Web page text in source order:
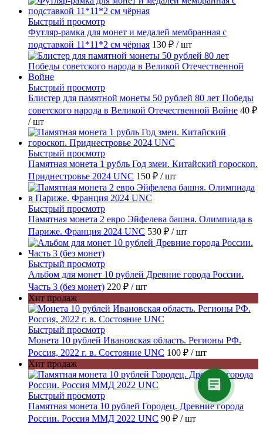
Быстрый просмотр
Футляр-рамка для монет и медалей мембранная с
подставкой 11*11*2 см чёрная 130 ₽ / шт
Быстрый просмотр
Блистер для памятной монеты 50 рублей 80 лет Победы
советского народа в Великой Отечественной Войне 40 ₽
/ шт
Быстрый просмотр
Памятная монета 1 рубль Год змеи. Китайский гороскоп.
Приднестровье 2024 UNC 150 ₽ / шт
Быстрый просмотр
Памятная монета 2 евро Эйфелева башня. Олимпиада в
Париже. Франция 2024 UNC 530 ₽ / шт
Быстрый просмотр
Альбом для монет 10 рублей Древние города России.
Часть 3 (без монет) 220 ₽ / шт
Хит продаж
Быстрый просмотр
Монета 10 рублей Ивановская область. Регионы РФ.
Россия, 2022 г. в. Состояние UNC 100 ₽ / шт
Хит продаж
Быстрый просмотр
Памятная монета 10 рублей Городец. Древние города
России. Россия ММД 2022 UNC 90 ₽ / шт